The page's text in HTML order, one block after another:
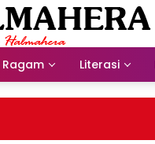
Ragam Literasi